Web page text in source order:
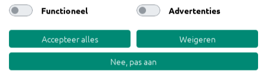
– merkt dat je op de automatische piloot leeft
– twijfelt over je werk of carrière
Functioneel
Advertenties
Accepteer alles
Weigeren
Nee, pas aan